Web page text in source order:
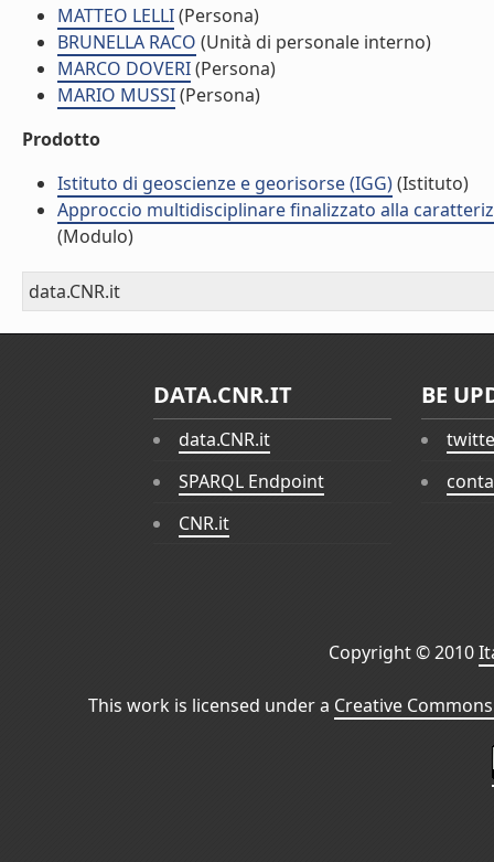
MATTEO LELLI(Persona)
BRUNELLA RACO (Unità di personale interno)
MARCO DOVERI(Persona)
MARIO MUSSI(Persona)
Prodotto
Istituto di geoscienze e georisorse (IGG)(Istituto)
Approccio multidisciplinare finalizzato alla
(Modulo)
data.CNR.it
DATA.CNR.IT
data.CNR.it
SPARQL Endpoint
CNR.it
BE
Copyright © 2010
This work is licensed under a Creative